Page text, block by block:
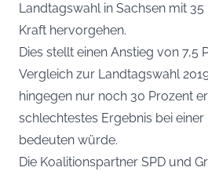
Landtagswahl in Sachsen mit
Kraft hervorgehen.
Dies stellt einen Anstieg von 7,5
Vergleich zur Landtagswahl
hingegen nur noch 30 Prozent
schlechtestes Ergebnis bei
bedeuten würde.
Die Koalitionspartner SPD und